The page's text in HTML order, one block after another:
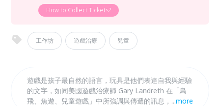
How to Collect Tickets?
工作坊 遊戲治療 兒童
遊戲是孩子最自然的語言，玩具是他們表達自我與經驗
的文字，如同美國遊戲治療師 Gary Landreth 在「鳥
飛、魚遊、兒童遊戲」中所強調與傳遞的訊息，進入兒
...more